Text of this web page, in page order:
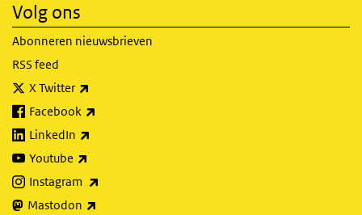
Volg ons
Abonneren nieuwsbrieven
RSS feed
X Twitter
Facebook
LinkedIn
Youtube
Instagram
Mastodon